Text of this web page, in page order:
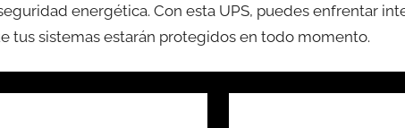
energética. Con esta UPS, puedes enfrentar
tus sistemas estarán protegidos en todo momento.